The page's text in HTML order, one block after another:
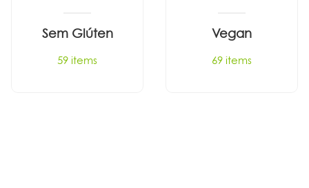
Sem Glúten
59 items
Vegan
69 items